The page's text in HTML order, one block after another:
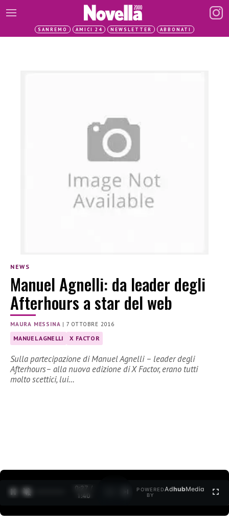
SANREMO AMICI 24 NEWSLETTER ABBONATI
NEWS
Manuel Agnelli: da leader degli
Afterhours a star del web
MAURA MESSINA | 7 OTTOBRE 2016
MANUEL AGNELLI X FACTOR
Sulla partecipazione di Manuel Agnelli – leader degli
Afterhours– alla nuova edizione di X Factor, erano tutti
molto scettici, lui…
0:27 /
1:40
POWERED
BY
AdhubMedia